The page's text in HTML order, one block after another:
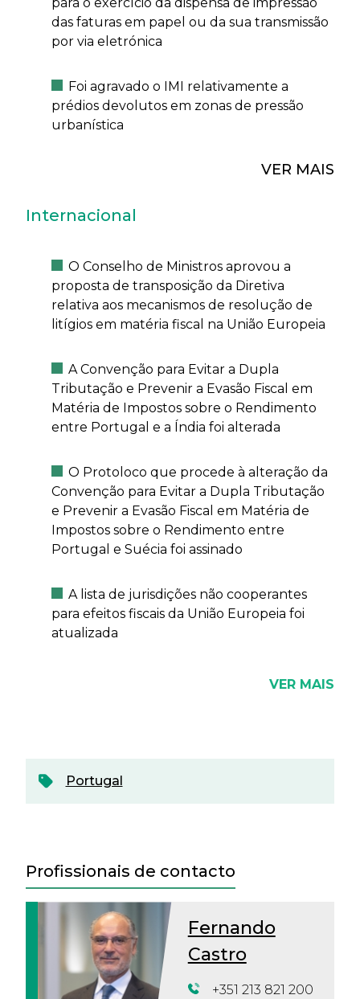
para o exercício da dispensa de impressão
das faturas em papel ou da sua transmissão
por via eletrónica
Foi agravado o IMI relativamente a
prédios devolutos em zonas de pressão
urbanística
VER MAIS
Internacional
O Conselho de Ministros aprovou a
proposta de transposição da Diretiva
relativa aos mecanismos de resolução de
litígios em matéria fiscal na União Europeia
A Convenção para Evitar a Dupla
Tributação e Prevenir a Evasão Fiscal em
Matéria de Impostos sobre o Rendimento
entre Portugal e a Índia foi alterada
O Protoloco que procede à alteração da
Convenção para Evitar a Dupla Tributação
e Prevenir a Evasão Fiscal em Matéria de
Impostos sobre o Rendimento entre
Portugal e Suécia foi assinado
A lista de jurisdições não cooperantes
para efeitos fiscais da União Europeia foi
atualizada
VER MAIS
Portugal
Profissionais de contacto
Fernando
Castro
+351 213 821 200